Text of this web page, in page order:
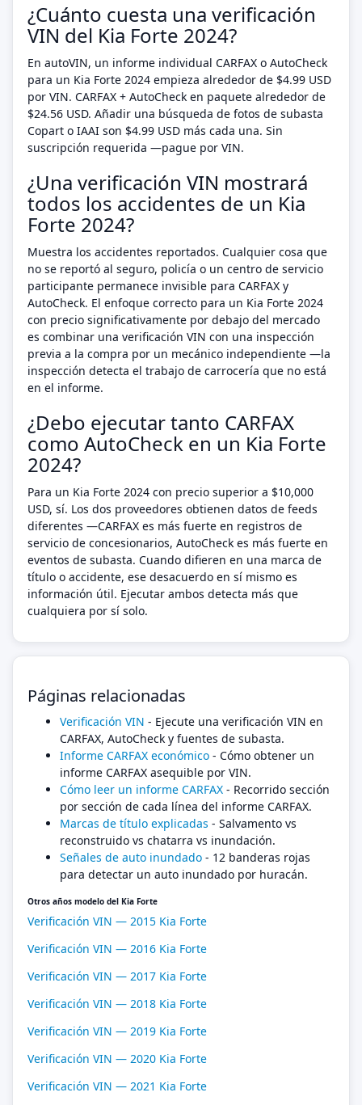
¿Cuánto cuesta una verificación
VIN del Kia Forte 2024?
En autoVIN, un informe individual CARFAX o AutoCheck
para un Kia Forte 2024 empieza alrededor de $4.99 USD
por VIN. CARFAX + AutoCheck en paquete alrededor de
$24.56 USD. Añadir una búsqueda de fotos de subasta
Copart o IAAI son $4.99 USD más cada una. Sin
suscripción requerida —pague por VIN.
¿Una verificación VIN mostrará
todos los accidentes de un Kia
Forte 2024?
Muestra los accidentes reportados. Cualquier cosa que
no se reportó al seguro, policía o un centro de servicio
participante permanece invisible para CARFAX y
AutoCheck. El enfoque correcto para un Kia Forte 2024
con precio significativamente por debajo del mercado
es combinar una verificación VIN con una inspección
previa a la compra por un mecánico independiente —la
inspección detecta el trabajo de carrocería que no está
en el informe.
¿Debo ejecutar tanto CARFAX
como AutoCheck en un Kia Forte
2024?
Para un Kia Forte 2024 con precio superior a $10,000
USD, sí. Los dos proveedores obtienen datos de feeds
diferentes —CARFAX es más fuerte en registros de
servicio de concesionarios, AutoCheck es más fuerte en
eventos de subasta. Cuando difieren en una marca de
título o accidente, ese desacuerdo en sí mismo es
información útil. Ejecutar ambos detecta más que
cualquiera por sí solo.
Páginas relacionadas
Verificación VIN - Ejecute una verificación VIN en
CARFAX, AutoCheck y fuentes de subasta.
Informe CARFAX económico - Cómo obtener un
informe CARFAX asequible por VIN.
Cómo leer un informe CARFAX - Recorrido sección
por sección de cada línea del informe CARFAX.
Marcas de título explicadas - Salvamento vs
reconstruido vs chatarra vs inundación.
Señales de auto inundado - 12 banderas rojas
para detectar un auto inundado por huracán.
Otros años modelo del Kia Forte
Verificación VIN — 2015 Kia Forte
Verificación VIN — 2016 Kia Forte
Verificación VIN — 2017 Kia Forte
Verificación VIN — 2018 Kia Forte
Verificación VIN — 2019 Kia Forte
Verificación VIN — 2020 Kia Forte
Verificación VIN — 2021 Kia Forte